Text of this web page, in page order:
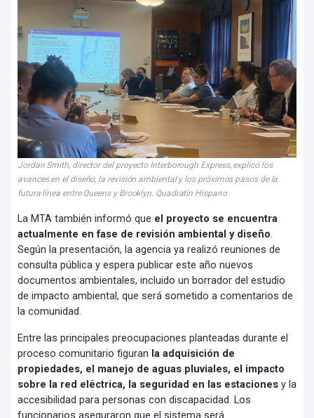
Jordan Smith, director del proyecto Interborough Express, explicó los
avances en el diseño, la revisión ambiental y los próximos pasos de la
futura línea entre Queens y Brooklyn. Quadratín Hispano
La MTA también informó que el proyecto se encuentra
actualmente en fase de revisión ambiental y diseño.
Según la presentación, la agencia ya realizó reuniones de
consulta pública y espera publicar este año nuevos
documentos ambientales, incluido un borrador del estudio
de impacto ambiental, que será sometido a comentarios de
la comunidad.
Entre las principales preocupaciones planteadas durante el
proceso comunitario figuran la adquisición de
propiedades, el manejo de aguas pluviales, el impacto
sobre la red eléctrica, la seguridad en las estaciones y la
accesibilidad para personas con discapacidad. Los
funcionarios aseguraron que el sistema será